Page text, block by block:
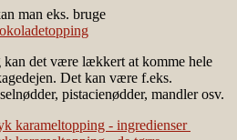
man eks. bruge
det være lækkert at komme hele
Det kan være f.eks.
pistacienødder, mandler osv.